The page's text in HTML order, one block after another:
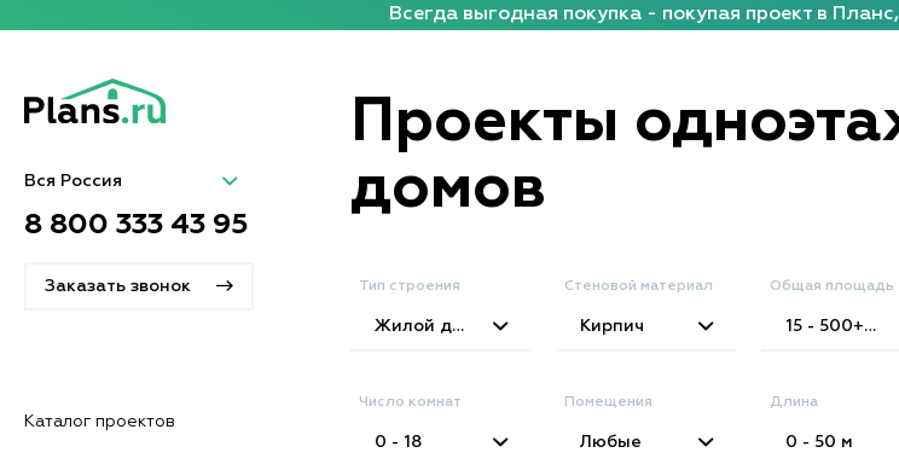
Всегда выгодная покупка - покупая проект в
Вся Россия
8 800 333 43 95
Заказать звонок
Каталог проектов
Проекты
домов
Тип строения
Жилой дом
Стеновой материал
Кирпич
Общая площадь
15 - 500+
м
Число комнат
0 - 18
Помещения
Любые
Длина
0 - 50 м